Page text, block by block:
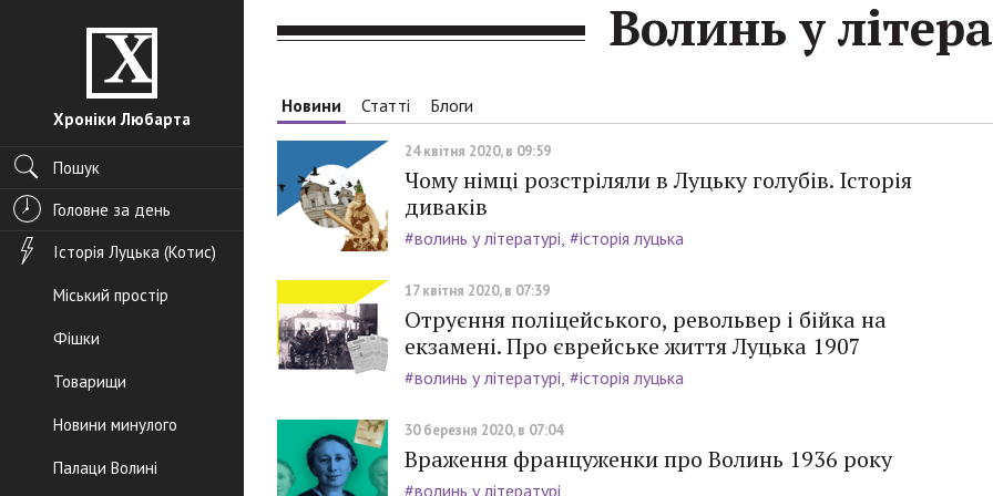
Хроніки Любарта
Пошук
Головне за день
Історія Луцька (Котис)
Міський простір
Фішки
Товарищи
Новини минулого
Палаци Волині
Волинь у
Новини Статті Блоги
24 квітня 2020, в 09:59
Чому німці розстріляли в Луцьку голубів. Історія
диваків
#волинь у літературі #історія луцька
17 квітня 2020, в 07:39
Отруєння поліцейського, револьвер і бійка на
екзамені. Про єврейське життя Луцька 1907
#волинь у літературі #історія луцька
30 березня 2020, в 07:04
Враження француженки про Волинь 1936 року
#волинь у літературі